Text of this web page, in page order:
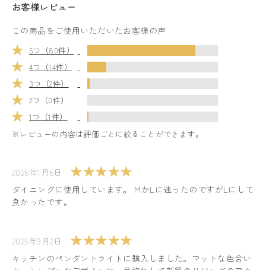
お客様レビュー
この商品をご使用いただいたお客様の声
5つ（80件）
4つ（14件）
3つ（2件）
2つ（0件）
1つ（1件）
※レビューの内容は評価ごとに絞ることができます。
2026年1月6日
ダイニングに使用しています。 MかLに迷ったのですがLにして
良かったです。
2025年9月2日
キッチンのペンダントライトに購入しました。マットな色合い